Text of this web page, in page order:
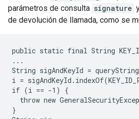
parámetros de consulta signature
de devolución de llamada, como se
public static final String
...
String sigAndKeyId =
i =
if (i == -1) {
throw new
}